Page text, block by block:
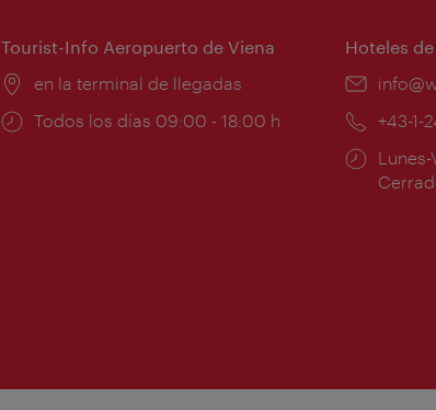
Tourist-Info Aeropuerto de Viena
Lugar:
en la terminal de llegadas
Horarios
Todos los días 09:00 - 18:00 h
Hoteles
e-
+43-1-
de